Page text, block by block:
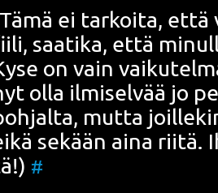
ei tar­koi­ta,
saa­ti­ka, että
on vain
olla ilmi­sel­vää jo
mut­ta
sekään aina
#